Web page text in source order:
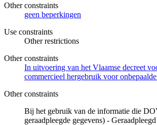
Other constraints
geen beperkingen
Use constraints
Other restrictions
Other constraints
In uitvoering van het Vlaamse decreet
commercieel hergebruik voor
Other constraints
Bij het gebruik van de informatie die
geraadpleegde gegevens) -